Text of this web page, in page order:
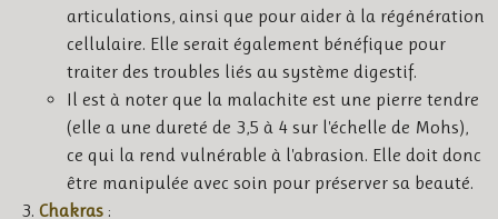
articulations, ainsi que pour aider à la régénération
cellulaire. Elle serait également bénéfique pour
traiter des troubles liés au système digestif.
Il est à noter que la malachite est une pierre tendre
(elle a une dureté de 3,5 à 4 sur l'échelle de Mohs),
ce qui la rend vulnérable à l'abrasion. Elle doit donc
être manipulée avec soin pour préserver sa beauté.
Chakras :